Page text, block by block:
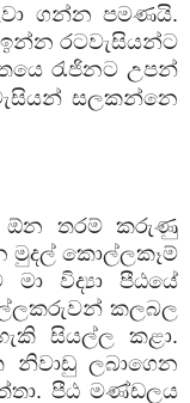
ගන්න පමණයි.
ඉන්න රටවැසියන්ට
රැජිනට උපන්
සලකන්නෙ
ඕන තරම් කරුණු
මුදල් කොල්ලකෑම්
විද්‍යා පීඨයේ
කලබල
සියල්ල කළා.
නිවාඩු ලබාගෙන
පීඨ මණ්ඩලය